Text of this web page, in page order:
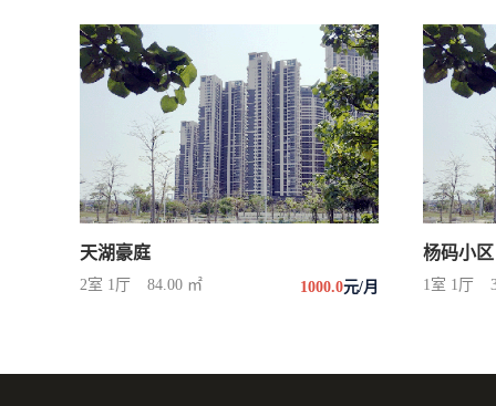
天湖豪庭
2室 1厅 84.00 ㎡ 1000.0元/月
杨码小区
1室 1厅